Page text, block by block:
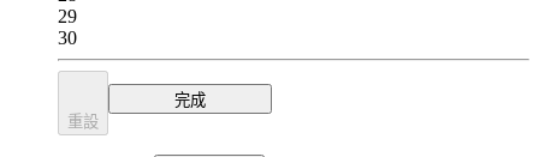
29
30
重設
完成